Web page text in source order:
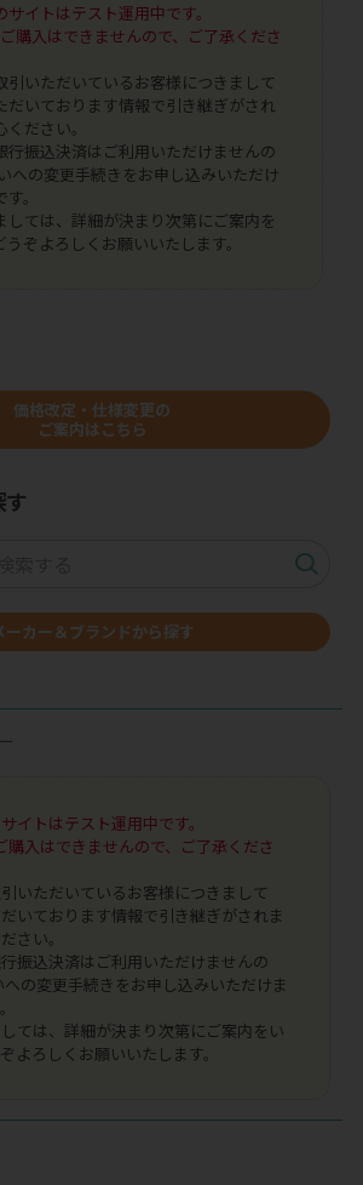
イトはテスト運用中です。
購入はできませんので、ご了承くださ
引いただいているお客様につきまして
だいております情報で引き継ぎがされ
ださい。
行振込決済はご利用いただけませんの
への変更手続きをお申し込みいただけ
。
しては、詳細が決まり次第にご案内を
ぞよろしくお願いいたします。
価格改定・仕様変更の
ご案内はこちら
ーカー＆ブランドから探す
イトはテスト運用中です。
購入はできませんので、ご了承くださ
いただいているお客様につきまして
いております情報で引き継ぎがされま
さい。
振込決済はご利用いただけませんの
への変更手続きをお申し込みいただけま
ては、詳細が決まり次第にご案内をい
よろしくお願いいたします。